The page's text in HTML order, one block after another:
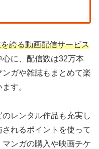
誇る動画配信サービス
に、配信数は32万本
ガや雑誌もまとめて楽
す。
レンタル作品も充実し
れるポイントを使って
ンガの購入や映画チケ